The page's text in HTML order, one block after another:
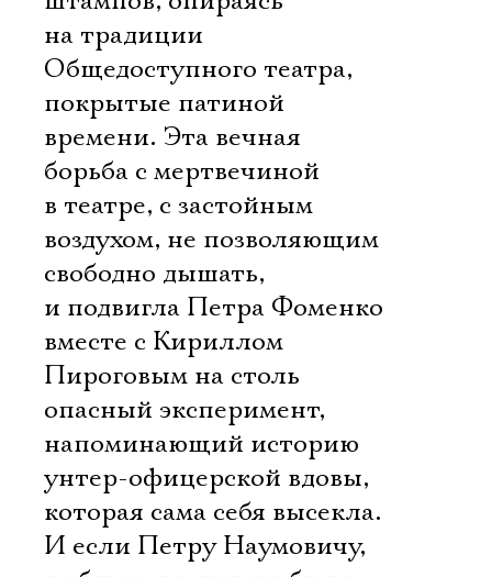
на традиции
Общедоступного театра,
покрытые патиной
времени. Эта вечная
борьба с мертвечиной
в театре, с застойным
воздухом, не позволяющим
свободно дышать,
и подвигла Петра Фоменко
вместе с Кириллом
Пироговым на столь
опасный эксперимент,
напоминающий историю
унтер-офицерской вдовы,
которая сама себя высекла.
И если Петру Наумовичу,